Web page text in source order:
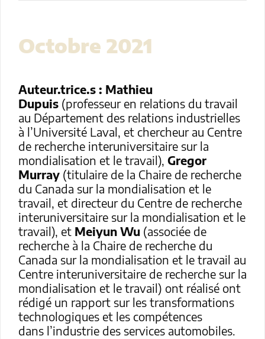
Octobre 2021
Auteur.trice.s : Mathieu
Dupuis (professeur en relations du travail
au Département des relations industrielles
à l’Université Laval, et chercheur au Centre
de recherche interuniversitaire sur la
mondialisation et le travail), Gregor
Murray (titulaire de la Chaire de recherche
du Canada sur la mondialisation et le
travail, et directeur du Centre de recherche
interuniversitaire sur la mondialisation et le
travail), et Meiyun Wu (associée de
recherche à la Chaire de recherche du
Canada sur la mondialisation et le travail au
Centre interuniversitaire de recherche sur la
mondialisation et le travail) ont réalisé ont
rédigé un rapport sur les transformations
technologiques et les compétences
dans l’industrie des services automobiles.